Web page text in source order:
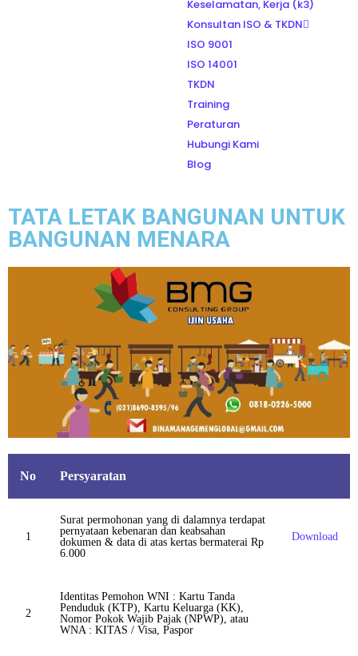
Keselamatan, Kerja (k3)
Konsultan ISO & TKDN
ISO 9001
ISO 14001
TKDN
Training
Peraturan
Hubungi Kami
Blog
TATA LETAK BANGUNAN UNTUK
BANGUNAN MENARA
No Persyaratan
1
Surat permohonan yang di dalamnya terdapat
pernyataan kebenaran dan keabsahan
dokumen & data di atas kertas bermaterai Rp
6.000
Download
2
Identitas Pemohon WNI : Kartu Tanda
Penduduk (KTP), Kartu Keluarga (KK),
Nomor Pokok Wajib Pajak (NPWP), atau
WNA : KITAS / Visa, Paspor